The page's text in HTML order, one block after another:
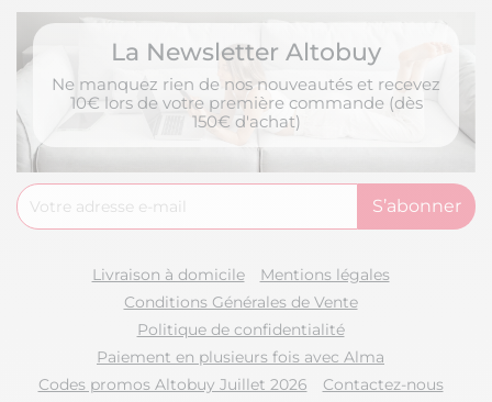
La Newsletter Altobuy
Ne manquez rien de nos nouveautés et recevez
10€ lors de votre première commande (dès
150€ d'achat)
Livraison à domicile
Mentions légales
Conditions Générales de Vente
Politique de confidentialité
Paiement en plusieurs fois avec Alma
Codes promos Altobuy Juillet 2026
Contactez-nous